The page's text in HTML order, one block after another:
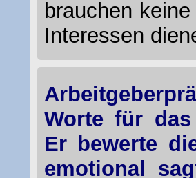
brauchen
Interessen
Worte für
Er bewerte
emotional